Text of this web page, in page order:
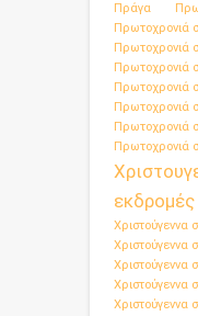
Πράγα
Πρωτοχρονιά
Πρωτοχρονιά
Πρωτοχρονιά
Πρωτοχρονιά
Πρωτοχρονιά
Πρωτοχρονιά
Πρωτοχρονιά
εκδρομές
Χριστούγεννα
Χριστούγεννα
Χριστούγεννα
Χριστούγεννα
Χριστούγεννα